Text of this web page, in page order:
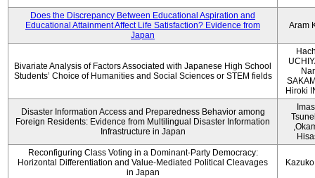
Does the Discrepancy Between Educational Aspiration and
Educational Attainment Affect Life Satisfaction? Evidence from
Japan
Aram
Bivariate Analysis of Factors Associated with Japanese High School
Students’ Choice of Humanities and Social Sciences or STEM fields
Hiroki
Disaster Information Access and Preparedness Behavior among
Foreign Residents: Evidence from Multilingual Disaster Information
Infrastructure in Japan
Reconfiguring Class Voting in a Dominant-Party Democracy:
Horizontal Differentiation and Value-Mediated Political Cleavages
in Japan